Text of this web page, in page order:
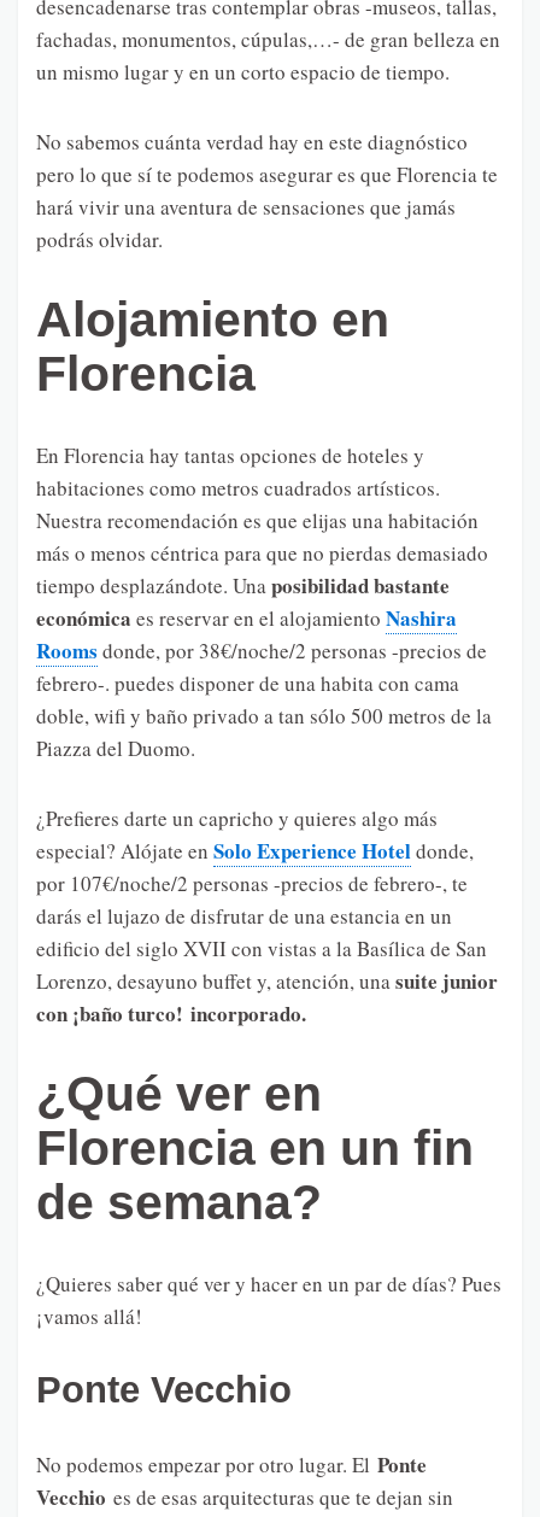
desencadenarse tras contemplar obras -museos, tallas,
fachadas, monumentos, cúpulas,…- de gran belleza en
un mismo lugar y en un corto espacio de tiempo.
No sabemos cuánta verdad hay en este diagnóstico
pero lo que sí te podemos asegurar es que Florencia te
hará vivir una aventura de sensaciones que jamás
podrás olvidar.
Alojamiento en
Florencia
En Florencia hay tantas opciones de hoteles y
habitaciones como metros cuadrados artísticos.
Nuestra recomendación es que elijas una habitación
más o menos céntrica para que no pierdas demasiado
tiempo desplazándote. Una posibilidad bastante
económica es reservar en el alojamiento Nashira
Rooms donde, por 38€/noche/2 personas -precios de
febrero-. puedes disponer de una habita con cama
doble, wifi y baño privado a tan sólo 500 metros de la
Piazza del Duomo.
¿Prefieres darte un capricho y quieres algo más
especial? Alójate en Solo Experience Hoteldonde,
por 107€/noche/2 personas -precios de febrero-, te
darás el lujazo de disfrutar de una estancia en un
edificio del siglo XVII con vistas a la Basílica de San
Lorenzo, desayuno buffet y, atención, una suite junior
con ¡baño turco! incorporado.
¿Qué ver en
Florencia en un fin
de semana?
¿Quieres saber qué ver y hacer en un par de días? Pues
¡vamos allá!
Ponte Vecchio
No podemos empezar por otro lugar. El Ponte
Vecchio es de esas arquitecturas que te dejan sin